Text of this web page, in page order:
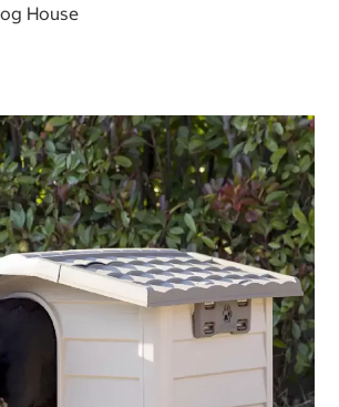
House